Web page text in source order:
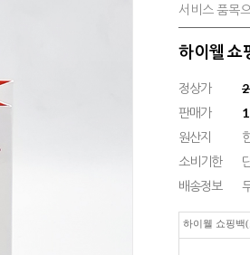
서비스 품목
하이웰 쇼
정상가
판매가
원산지
소비기한
배송정보
하이웰 쇼핑백